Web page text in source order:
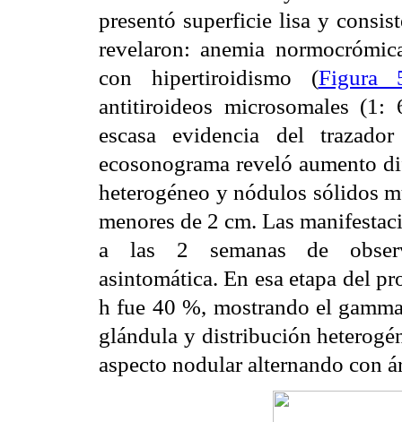
presentó superficie lisa y
revelaron: anemia
con hipertiroidismo (Figura
antitiroideos microsomales (1:
escasa evidencia del
ecosonograma reveló aumento
heterogéneo y nódulos sólidos
menores de 2 cm. Las
a las 2 semanas de
asintomática. En esa etapa del
h fue 40 %, mostrando el
glándula y distribución
aspecto nodular alternando con